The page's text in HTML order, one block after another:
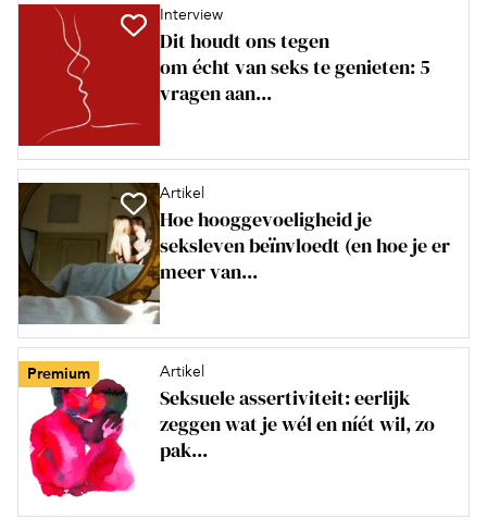
Interview
Dit houdt ons tegen
om écht van seks te genieten: 5
vragen aan...
Artikel
Hoe hooggevoeligheid je
seksleven beïnvloedt (en hoe je er
meer van...
Premium Artikel
Seksuele assertiviteit: eerlijk
zeggen wat je wél en níét wil, zo
pak...